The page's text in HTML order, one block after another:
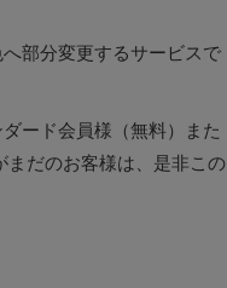
部分変更するサービスで
ード会員様（無料）また
まだのお客様は、是非この